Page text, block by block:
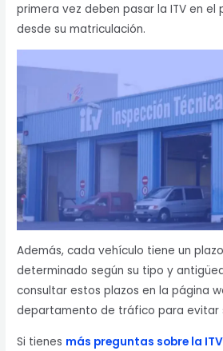
primera vez deben pasar la ITV en el
desde su matriculación.
Además, cada vehículo tiene un
determinado según su tipo y
consultar estos plazos en la página
departamento de tráfico para evitar
Si tienes más preguntas sobre la